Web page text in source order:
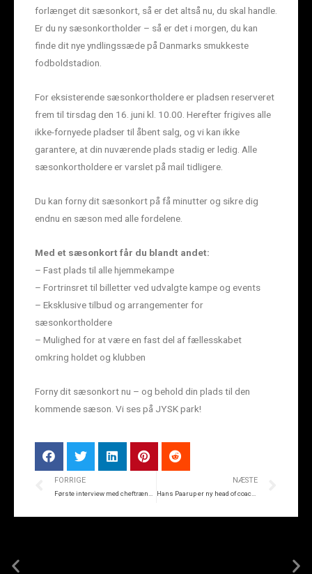
forlænget dit sæsonkort, så er det altså nu, du skal handle.
Er du ny sæsonkortholder – så er det i morgen, du kan
finde dit nye yndlingssæde på Danmarks smukkeste
fodboldstadion.
For eksisterende sæsonkortholdere er pladsen reserveret
frem til tirsdag den 16. juni kl. 10.00. Herefter frigives alle
ikke-fornyede pladser til åbent salg, og vi kan ikke
garantere, at din nuværende plads stadig er ledig. Alle
sæsonkortholdere er varslet på mail tidligere.
Du kan forny dit sæsonkort på få minutter og sikre dig
endnu en sæson med alle fordelene.
Med et sæsonkort får du blandt andet:
– Fast plads til alle hjemmekampe
– Fortrinsret til billetter ved udvalgte kampe og events
– Eksklusive tilbud og arrangementer for
sæsonkortholdere
– Mulighed for at være en fast del af fællesskabet
omkring holdet og klubben
Forny dit sæsonkort nu – og behold din plads til den
kommende sæson. Vi ses på JYSK park!
FORRIGE NÆSTE
Hans Paarup er ny head of coaching i SIF